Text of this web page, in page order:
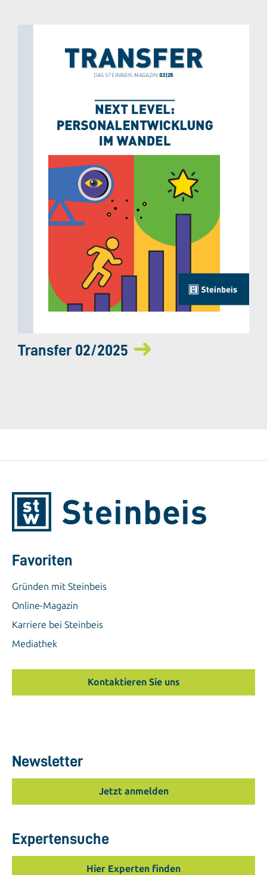
Transfer 02/2025
Favoriten
Gründen mit Steinbeis
Online-Magazin
Karriere bei Steinbeis
Mediathek
Kontaktieren Sie uns
Newsletter
Jetzt anmelden
Expertensuche
Hier Experten finden